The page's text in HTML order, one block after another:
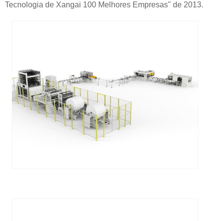
Tecnologia de Xangai 100 Melhores Empresas" de 2013.